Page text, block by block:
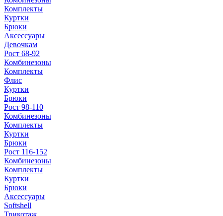
Комплекты
Куртки
Брюки
Аксессуары
Девочкам
Рост 68-92
Комбинезоны
Комплекты
Флис
Куртки
Брюки
Рост 98-110
Комбинезоны
Комплекты
Куртки
Брюки
Рост 116-152
Комбинезоны
Комплекты
Куртки
Брюки
Аксессуары
Softshell
Трикотаж